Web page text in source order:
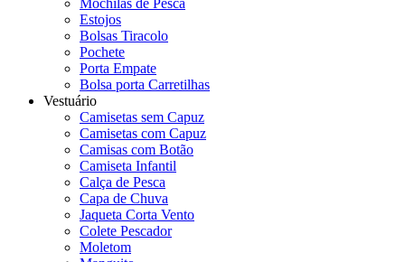
Mochilas de Pesca
Estojos
Bolsas Tiracolo
Pochete
Porta Empate
Bolsa porta Carretilhas
Vestuário
Camisetas sem Capuz
Camisetas com Capuz
Camisas com Botão
Camiseta Infantil
Calça de Pesca
Capa de Chuva
Jaqueta Corta Vento
Colete Pescador
Moletom